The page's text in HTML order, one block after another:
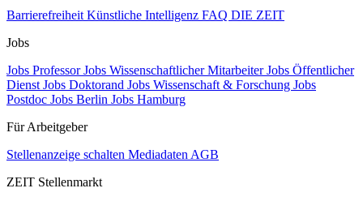
Barrierefreiheit Künstliche Intelligenz FAQ DIE ZEIT
Jobs
Jobs ProfessorJobs Wissenschaftlicher MitarbeiterJobs Öffentlicher
Dienst Jobs Doktorand Jobs Wissenschaft & Forschung Jobs
Postdoc Jobs Berlin Jobs Hamburg
Für Arbeitgeber
Stellenanzeige schalten Mediadaten AGB
ZEIT Stellenmarkt